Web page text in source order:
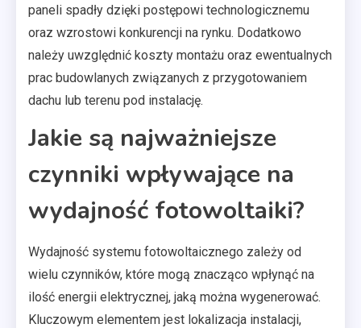
paneli spadły dzięki postępowi technologicznemu
oraz wzrostowi konkurencji na rynku. Dodatkowo
należy uwzględnić koszty montażu oraz ewentualnych
prac budowlanych związanych z przygotowaniem
dachu lub terenu pod instalację.
Jakie są najważniejsze
czynniki wpływające na
wydajność fotowoltaiki?
Wydajność systemu fotowoltaicznego zależy od
wielu czynników, które mogą znacząco wpłynąć na
ilość energii elektrycznej, jaką można wygenerować.
Kluczowym elementem jest lokalizacja instalacji,